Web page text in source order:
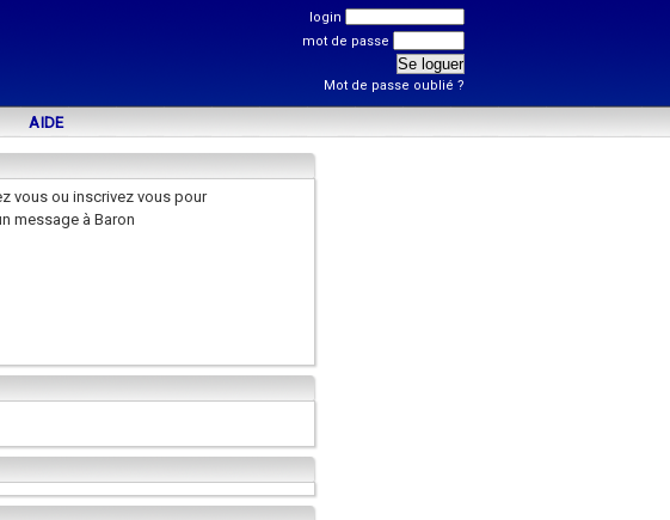
login
mot de passe
Mot de passe oublié ?
AIDE
vous ou inscrivez vous pour
message à Baron